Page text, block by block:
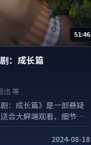
51:46
：成长篇
迅 等
剧：成长篇》是一部悬疑
合大屏端观看，细节更
2024-08-18